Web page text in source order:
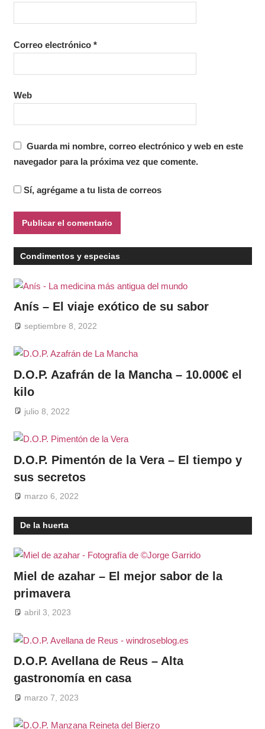
Correo electrónico *
Web
Guarda mi nombre, correo electrónico y web en este
navegador para la próxima vez que comente.
Sí, agrégame a tu lista de correos
Condimentos y especias
Anís – El viaje exótico de su sabor
septiembre 8, 2022
D.O.P. Azafrán de la Mancha – 10.000€ el
kilo
julio 8, 2022
D.O.P. Pimentón de la Vera – El tiempo y
sus secretos
marzo 6, 2022
De la huerta
Miel de azahar – El mejor sabor de la
primavera
abril 3, 2023
D.O.P. Avellana de Reus – Alta
gastronomía en casa
marzo 7, 2023